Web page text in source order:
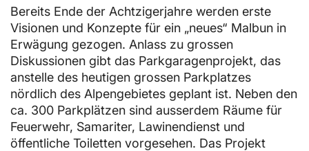
Bereits Ende der Achtzigerjahre werden erste
Visionen und Konzepte für ein „neues“ Malbun in
Erwägung gezogen. Anlass zu grossen
Diskussionen gibt das Parkgaragenprojekt, das
anstelle des heutigen grossen Parkplatzes
nördlich des Alpengebietes geplant ist. Neben den
ca. 300 Parkplätzen sind ausserdem Räume für
Feuerwehr, Samariter, Lawinendienst und
öffentliche Toiletten vorgesehen. Das Projekt